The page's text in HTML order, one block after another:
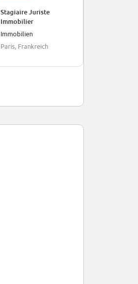
Stagiaire Juriste
Immobilier
Immobilien
Paris, Frankreich